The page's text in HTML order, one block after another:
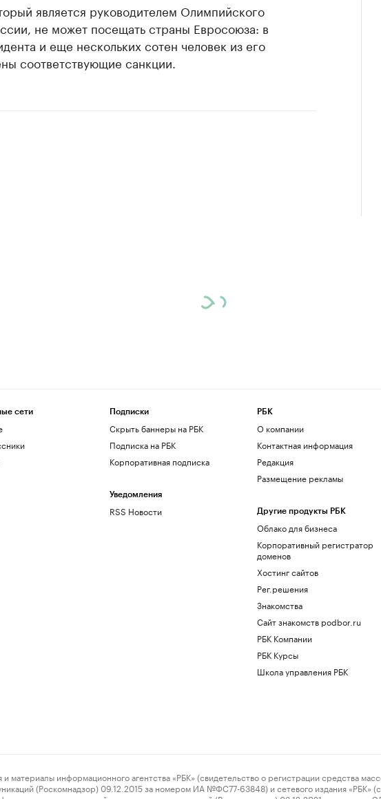
является руководителем Олимпийского
не может посещать страны Евросоюза: в
и еще нескольких сотен человек из его
соответствующие санкции.
сети Подписки
Скрыть баннеры на РБК
Подписка на РБК
Корпоративная подписка
Уведомления
RSS Новости
РБК
О компании
Контактная информация
Редакция
Размещение рекламы
Другие продукты РБК
Облако для бизнеса
Корпоративный регистратор
доменов
Хостинг сайтов
Рег.решения
Знакомства
Сайт знакомств podbor.ru
РБК Компании
РБК Курсы
Школа управления РБК
информационного агентства «РБК» (свидетельство о регистрации средства
(Роскомнадзор) 09.12.2015 за номером ИА №ФС77-63848) и сетевого издания «РБК»